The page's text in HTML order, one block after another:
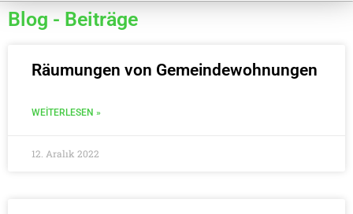
Blog - Beiträge
Räumungen von Gemeindewohnungen
WEITERLESEN »
12. Aralık 2022